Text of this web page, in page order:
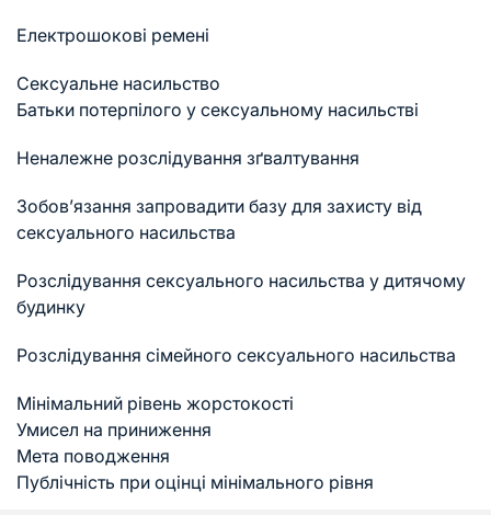
Електрошокові ремені
Сексуальне насильство
Батьки потерпілого у сексуальному насильстві
Неналежне розслідування зґвалтування
Зобов’язання запровадити базу для захисту від
сексуального насильства
Розслідування сексуального насильства у дитячому
будинку
Розслідування сімейного сексуального насильства
Мінімальний рівень жорстокості
Умисел на приниження
Мета поводження
Публічність при оцінці мінімального рівня